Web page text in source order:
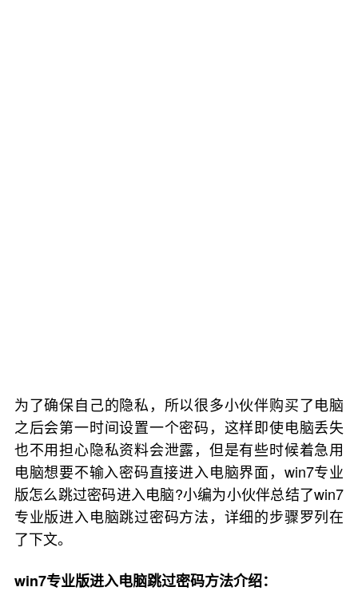
为了确保自己的隐私，所以很多小伙伴购买了电脑
之后会第一时间设置一个密码，这样即使电脑丢失
也不用担心隐私资料会泄露，但是有些时候着急用
电脑想要不输入密码直接进入电脑界面，win7专业
版怎么跳过密码进入电脑?小编为小伙伴总结了win7
专业版进入电脑跳过密码方法，详细的步骤罗列在
了下文。
win7专业版进入电脑跳过密码方法介绍：